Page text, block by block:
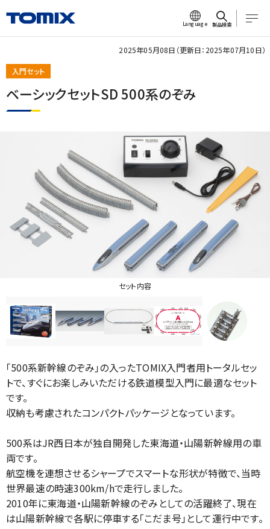
Language 製品検索
入門セット
ベーシックセットSD 500系のぞみ
2025年05月08日（更新日：2025年07月10日）
セット内容
｢500系新幹線のぞみ｣の入ったTOMIX入門者用トータルセッ
トで、すぐにお楽しみいただける鉄道模型入門に最適なセット
です。
収納も考慮されたコンパクトパッケージとなっています。
500系はJR西日本が独自開発した東海道・山陽新幹線用の車
両です。
航空機を連想させるシャープでスマートな形状が特徴で、当時
世界最速の時速300km/hで走行しました。
2010年に東海道・山陽新幹線のぞみとしての活躍終了、現在
は山陽新幹線で各駅に停車する「こだま号」として運行中です。